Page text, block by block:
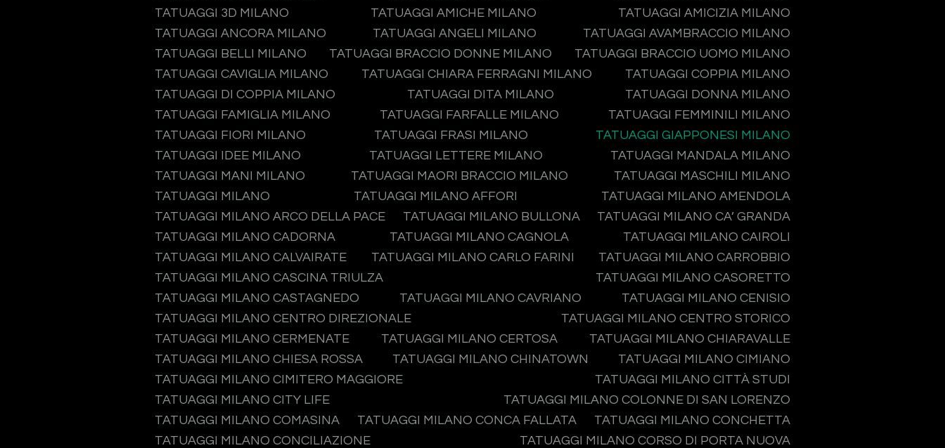
TATUAGGI 3D MILANO
TATUAGGI AMICHE MILANO
TATUAGGI AMICIZIA MILANO
TATUAGGI ANCORA MILANO
TATUAGGI ANGELI MILANO
TATUAGGI AVAMBRACCIO MILANO
TATUAGGI BELLI MILANO
TATUAGGI BRACCIO DONNE MILANO
TATUAGGI BRACCIO UOMO MILANO
TATUAGGI CAVIGLIA MILANO
TATUAGGI CHIARA FERRAGNI MILANO
TATUAGGI COPPIA MILANO
TATUAGGI DI COPPIA MILANO
TATUAGGI DITA MILANO
TATUAGGI DONNA MILANO
TATUAGGI FAMIGLIA MILANO
TATUAGGI FARFALLE MILANO
TATUAGGI FEMMINILI MILANO
TATUAGGI FIORI MILANO
TATUAGGI FRASI MILANO
TATUAGGI GIAPPONESI MILANO
TATUAGGI IDEE MILANO
TATUAGGI LETTERE MILANO
TATUAGGI MANDALA MILANO
TATUAGGI MANI MILANO
TATUAGGI MAORI BRACCIO MILANO
TATUAGGI MASCHILI MILANO
TATUAGGI MILANO
TATUAGGI MILANO AFFORI
TATUAGGI MILANO AMENDOLA
TATUAGGI MILANO ARCO DELLA PACE
TATUAGGI MILANO BULLONA
TATUAGGI MILANO CA’ GRANDA
TATUAGGI MILANO CADORNA
TATUAGGI MILANO CAGNOLA
TATUAGGI MILANO CAIROLI
TATUAGGI MILANO CALVAIRATE
TATUAGGI MILANO CARLO FARINI
TATUAGGI MILANO CARROBBIO
TATUAGGI MILANO CASCINA TRIULZA
TATUAGGI MILANO CASORETTO
TATUAGGI MILANO CASTAGNEDO
TATUAGGI MILANO CAVRIANO
TATUAGGI MILANO CENISIO
TATUAGGI MILANO CENTRO DIREZIONALE
TATUAGGI MILANO CENTRO STORICO
TATUAGGI MILANO CERMENATE
TATUAGGI MILANO CERTOSA
TATUAGGI MILANO CHIARAVALLE
TATUAGGI MILANO CHIESA ROSSA
TATUAGGI MILANO CHINATOWN
TATUAGGI MILANO CIMIANO
TATUAGGI MILANO CIMITERO MAGGIORE
TATUAGGI MILANO CITTÀ STUDI
TATUAGGI MILANO CITY LIFE
TATUAGGI MILANO COLONNE DI SAN LORENZO
TATUAGGI MILANO COMASINA
TATUAGGI MILANO CONCA FALLATA
TATUAGGI MILANO CONCHETTA
TATUAGGI MILANO CONCILIAZIONE
TATUAGGI MILANO CORSO DI PORTA NUOVA